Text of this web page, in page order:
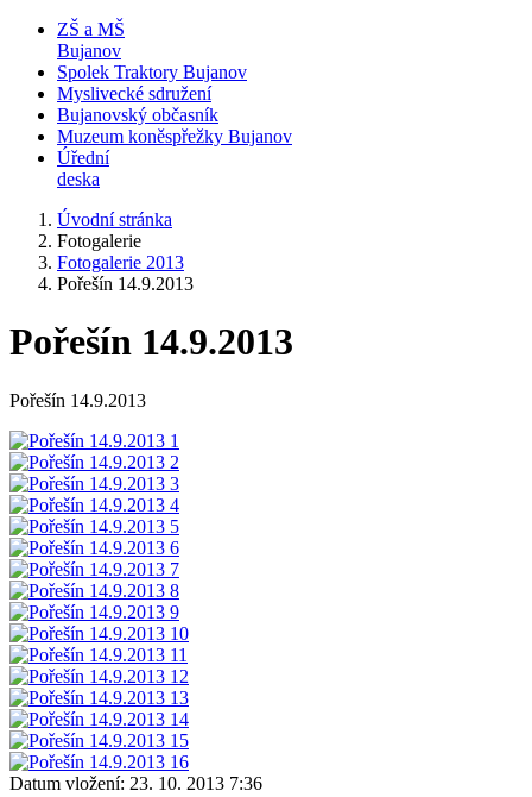
ZŠ a MŠ
Bujanov
Spolek Traktory Bujanov
Myslivecké sdružení
Bujanovský občasník
Muzeum koněspřežky Bujanov
Úřední
deska
Úvodní stránka
Fotogalerie
Fotogalerie 2013
Pořešín 14.9.2013
Pořešín 14.9.2013
Pořešín 14.9.2013
Datum vložení: 23. 10. 2013 7:36